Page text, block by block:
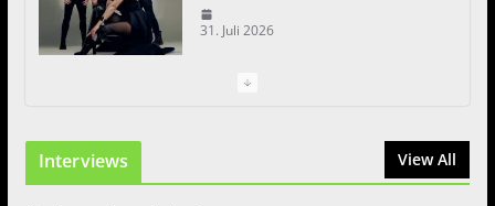
31. Juli 2026
Interviews View All